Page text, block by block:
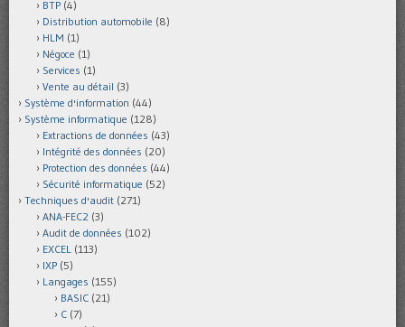
BTP (4)
Distribution automobile (8)
HLM (1)
Négoce (1)
Services (1)
Vente au détail (3)
Système d'information (44)
Système informatique (128)
Extractions de données (43)
Intégrité des données (20)
Protection des données (44)
Sécurité informatique (52)
Techniques d'audit (271)
ANA-FEC2 (3)
Audit de données (102)
EXCEL (113)
IXP (5)
Langages (155)
BASIC (21)
C (7)